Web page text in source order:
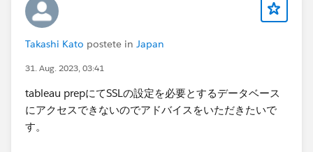
Takashi Kato postete in Japan
31. Aug. 2023, 03:41
tableau prepにてSSLの設定を必要とするデータベース
にアクセスできないのでアドバイスをいただきたいで
す。